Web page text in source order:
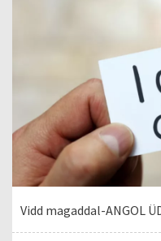
Vidd magaddal-ANGOL